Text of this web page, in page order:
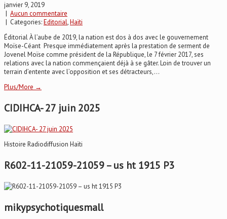
janvier 9, 2019
| Aucun commentaire
| Categories:Editorial,Haïti
Éditorial À l’aube de 2019, la nation est dos à dos avec le gouvernement
Moïse-Céant Presque immédiatement après la prestation de serment de
Jovenel Moïse comme président de la République, le 7 février 2017, ses
relations avec la nation commençaient déjà à se gâter. Loin de trouver un
terrain d’entente avec l’opposition et ses détracteurs,...
Plus/More →
CIDIHCA- 27 juin 2025
Histoire Radiodiffusion Haïti
R602-11-21059-21059 – us ht 1915 P3
mikypsychotiquesmall